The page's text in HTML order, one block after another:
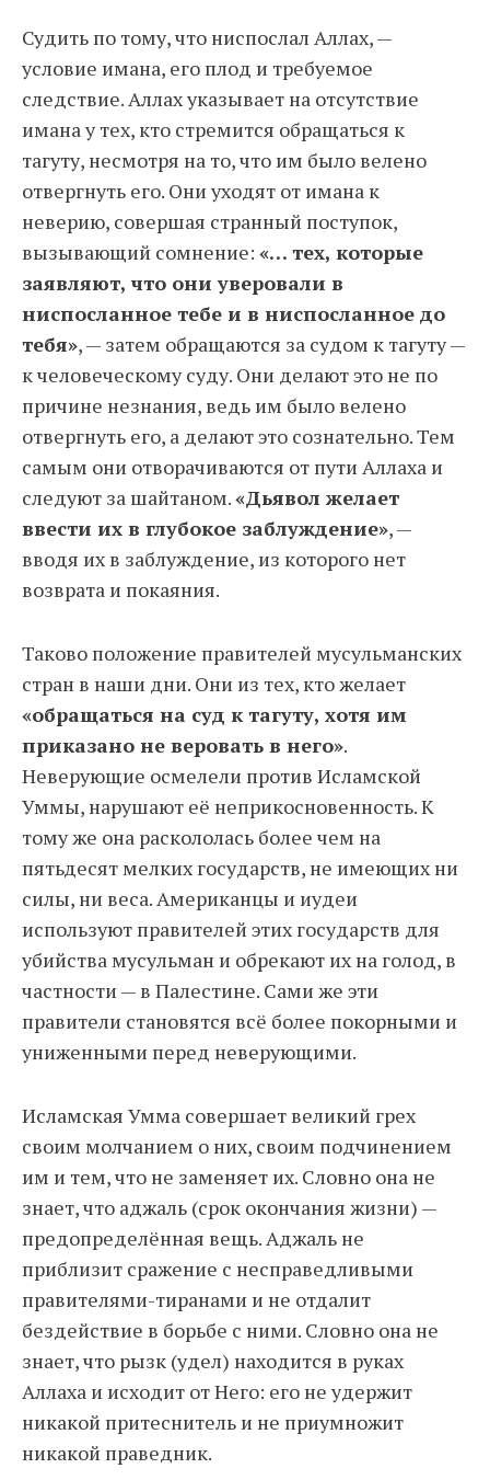
Судить по тому, что ниспослал Аллах, —
условие имана, его плод и требуемое
следствие. Аллах указывает на отсутствие
имана у тех, кто стремится обращаться к
тагуту, несмотря на то, что им было велено
отвергнуть его. Они уходят от имана к
неверию, совершая странный поступок,
вызывающий сомнение: «… тех, которые
заявляют, что они уверовали в
ниспосланное тебе и в ниспосланное до
тебя», — затем обращаются за судом к тагуту —
к человеческому суду. Они делают это не по
причине незнания, ведь им было велено
отвергнуть его, а делают это сознательно. Тем
самым они отворачиваются от пути Аллаха и
следуют за шайтаном.«Дьявол желает
ввести их в глубокое заблуждение», —
вводя их в заблуждение, из которого нет
возврата и покаяния.
Таково положение правителей мусульманских
стран в наши дни. Они из тех, кто желает
«обращаться на суд к тагуту, хотя им
приказано не веровать в него».
Неверующие осмелели против Исламской
Уммы, нарушают её неприкосновенность. К
тому же она раскололась более чем на
пятьдесят мелких государств, не имеющих ни
силы, ни веса. Американцы и иудеи
используют правителей этих государств для
убийства мусульман и обрекают их на голод, в
частности — в Палестине. Сами же эти
правители становятся всё более покорными и
униженными перед неверующими.
Исламская Умма совершает великий грех
своим молчанием о них, своим подчинением
им и тем, что не заменяет их. Словно она не
знает, что аджаль (срок окончания жизни) —
предопределённая вещь. Аджаль не
приблизит сражение с несправедливыми
правителями-тиранами и не отдалит
бездействие в борьбе с ними. Словно она не
знает, что рызк (удел) находится в руках
Аллаха и исходит от Него: его не удержит
никакой притеснитель и не приумножит
никакой праведник.